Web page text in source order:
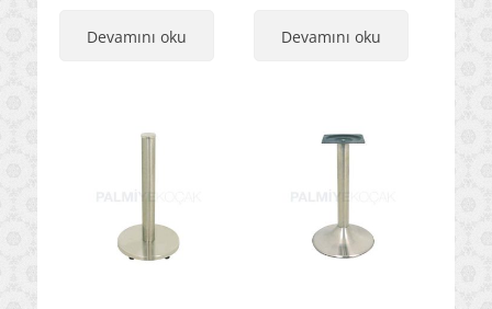
Devamını oku Devamını oku